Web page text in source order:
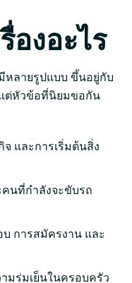
องอะไร
หลายรูปแบบ ขึ้นอยู่กับ
ต่หัวข้อที่นิยมขอกัน
และการเริ่มต้นสิ่ง
คนที่กำลังจะขับรถ
บ การสมัครงาน และ
มร่มเย็นในครอบครัว